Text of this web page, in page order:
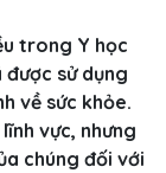
trong Y học
sử dụng
về sức khỏe.
vực, nhưng
chúng đối với